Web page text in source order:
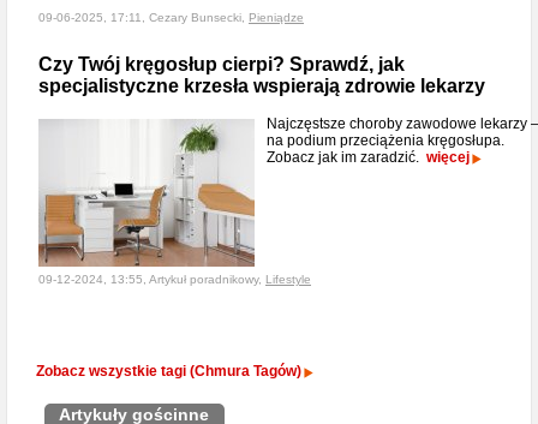
09-06-2025, 17:11, Cezary Bunsecki, Pieniądze
Czy Twój kręgosłup cierpi? Sprawdź, jak
specjalistyczne krzesła wspierają zdrowie lekarzy
Najczęstsze choroby zawodowe lekarzy –
na podium przeciążenia kręgosłupa.
Zobacz jak im zaradzić. więcej
09-12-2024, 13:55, Artykuł poradnikowy, Lifestyle
Zobacz wszystkie tagi (Chmura Tagów)
Artykuły gościnne